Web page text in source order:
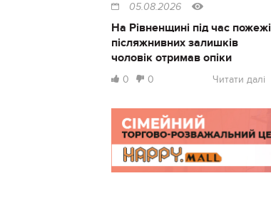
05.08.2026
На Рівненщині під час пожежі
післяжнивних залишків
чоловік отримав опіки
0 0 Читати далі